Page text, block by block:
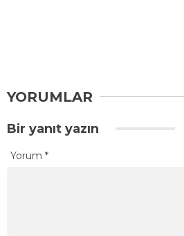
YORUMLAR
Bir yanıt yazın
Yorum *